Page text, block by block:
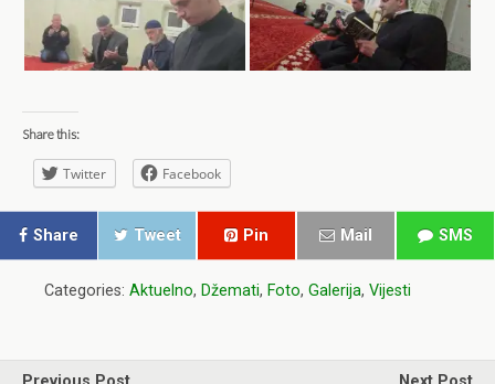
Share this:
Twitter Facebook
Share Tweet Pin Mail SMS
Categories: Aktuelno, Džemati, Foto, Galerija, Vijesti